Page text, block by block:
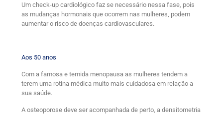
Um check-up cardiológico faz se necessário nessa fase, pois
as mudanças hormonais que ocorrem nas mulheres, podem
aumentar o risco de doenças cardiovasculares.
Aos 50 anos
Com a famosa e temida menopausa as mulheres tendem a
terem uma rotina médica muito mais cuidadosa em relação a
sua saúde.
A osteoporose deve ser acompanhada de perto, a densitometria